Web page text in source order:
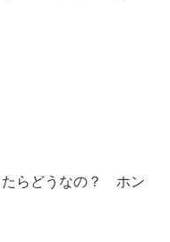
たらどうなの？ ホン